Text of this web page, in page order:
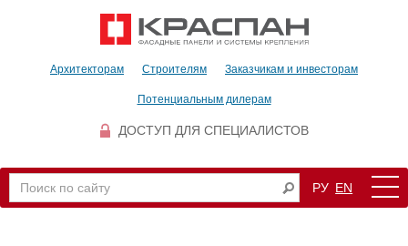
Архитекторам Строителям Заказчикам и инвесторам
Потенциальным дилерам
ДОСТУП ДЛЯ СПЕЦИАЛИСТОВ
РУ EN